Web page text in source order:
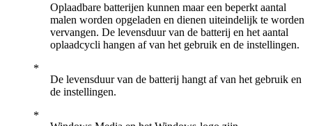
Oplaadbare batterijen kunnen maar een beperkt aantal
malen worden opgeladen en dienen uiteindelijk te worden
vervangen. De levensduur van de batterij en het aantal
oplaadcycli hangen af van het gebruik en de instellingen.
De levensduur van de batterij hangt af van het gebruik en
de instellingen.